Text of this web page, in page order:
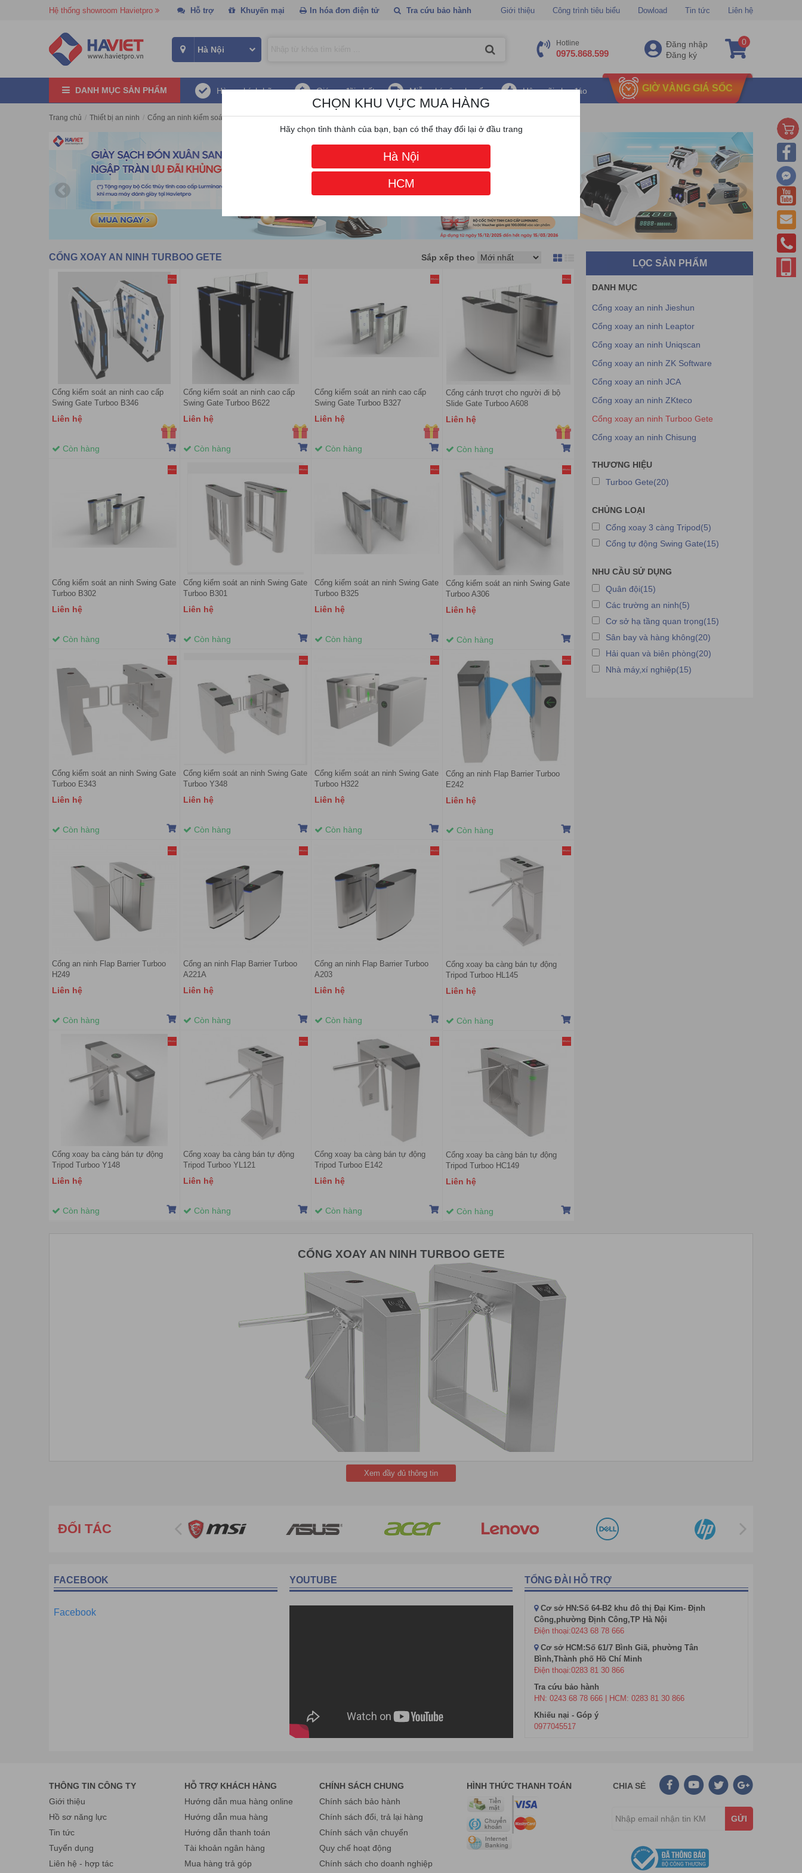
Hệ thống showroom Havietpro Hỗ trợ Khuyến mại In hóa đơn điện tử Tra cứu bảo hành Giới thiệu Công trình tiêu biểu Dowload Tin tức Liên hệ
Hotline
0975.868.599
Đăng nhập
Đăng ký
0
DANH MỤC SẢN PHẨM Hàng chính hãng Giá ưu đãi nhất Miễn phí vận chuyển Hậu mãi chu đáo GIỜ VÀNG GIÁ SỐC
Trang chủ / Thiết bị an ninh / Cổng an ninh kiểm soát ra vào / Cổng xoay an ninh Turboo Gete
CỔNG XOAY AN NINH TURBOO GETE Sắp xếp theo
Cổng kiểm soát an ninh cao cấp
Swing Gate Turboo B346
Liên hệ
Còn hàng
Cổng kiểm soát an ninh cao cấp
Swing Gate Turboo B622
Liên hệ
Còn hàng
Cổng kiểm soát an ninh cao cấp
Swing Gate Turboo B327
Liên hệ
Còn hàng
Cổng cánh trượt cho người đi bộ
Slide Gate Turboo A608
Liên hệ
Còn hàng
Cổng kiểm soát an ninh Swing Gate
Turboo B302
Liên hệ
Còn hàng
Cổng kiểm soát an ninh Swing Gate
Turboo B301
Liên hệ
Còn hàng
Cổng kiểm soát an ninh Swing Gate
Turboo B325
Liên hệ
Còn hàng
Cổng kiểm soát an ninh Swing Gate
Turboo A306
Liên hệ
Còn hàng
Cổng kiểm soát an ninh Swing Gate
Turboo E343
Liên hệ
Còn hàng
Cổng kiểm soát an ninh Swing Gate
Turboo Y348
Liên hệ
Còn hàng
Cổng kiểm soát an ninh Swing Gate
Turboo H322
Liên hệ
Còn hàng
Cổng an ninh Flap Barrier Turboo
E242
Liên hệ
Còn hàng
Cổng an ninh Flap Barrier Turboo
H249
Liên hệ
Còn hàng
Cổng an ninh Flap Barrier Turboo
A221A
Liên hệ
Còn hàng
Cổng an ninh Flap Barrier Turboo
A203
Liên hệ
Còn hàng
Cổng xoay ba càng bán tự động
Tripod Turboo HL145
Liên hệ
Còn hàng
Cổng xoay ba càng bán tự động
Tripod Turboo Y148
Liên hệ
Còn hàng
Cổng xoay ba càng bán tự động
Tripod Turboo YL121
Liên hệ
Còn hàng
Cổng xoay ba càng bán tự động
Tripod Turboo E142
Liên hệ
Còn hàng
Cổng xoay ba càng bán tự động
Tripod Turboo HC149
Liên hệ
Còn hàng
LỌC SẢN PHẨM
DANH MỤC
Cổng xoay an ninh Jieshun
Cổng xoay an ninh Leaptor
Cổng xoay an ninh Uniqscan
Cổng xoay an ninh ZK Software
Cổng xoay an ninh JCA
Cổng xoay an ninh ZKteco
Cổng xoay an ninh Turboo Gete
Cổng xoay an ninh Chisung
THƯƠNG HIỆU
Turboo Gete(20)
CHỦNG LOẠI
Cổng xoay 3 càng Tripod(5)
Cổng tự động Swing Gate(15)
NHU CẦU SỬ DỤNG
Quân đội(15)
Các trường an ninh(5)
Cơ sở hạ tầng quan trọng(15)
Sân bay và hàng không(20)
Hải quan và biên phòng(20)
Nhà máy,xí nghiệp(15)
CỔNG XOAY AN NINH TURBOO GETE
TURBOO Automation Co., Ltd là một doanh nghiệp công nghệ cao tại Trung Quốc
. Công ty chuyên về R & D, sản xuất, kinh doanh các sản phẩm cổng tự động hóa. TURBOO bắt
Mỹ, Ý, Costa Rica,… Với các sản phẩm ổn định và chất lượng cao cũng như dịch vụ kịp thời và hoàn hảo,
TURBOO đã tạo được uy tín rất tốt trong ngành và sự tin tưởng của các
Trong suốt những năm qua, Turboo luôn đặt sự hài lòng của khách hàng là yếu tố tiên quyết. Chình vì vậy, công ty không ngừng nghiên cứu và phát triển để cho ra đời những sản
phẩm chất lượng nhất cho khách hàng. Không chỉ vậy, Turboo còn chú trọng đến các dịch vụ hỗ trợ sau bán hàng.Mọi vấn đề liên quan đến sản phẩm trong quá trình sử dụng đều
được giải đáp ngay lập tức.
Ưu điểm của cổng an ninh tự động TURBOO
Xem đầy đủ thông tin
ĐỐI TÁC
FACEBOOK
Facebook
YOUTUBE TỔNG ĐÀI HỖ TRỢ
Cơ sở HN:Số 64-B2 khu đô thị Đại Kim- Định
Công,phường Định Công,TP Hà Nội
Điện thoại:0243 68 78 666
Cơ sở HCM:Số 61/7 Bình Giã, phường Tân
Bình,Thành phố Hồ Chí Minh
Điện thoại:0283 81 30 866
Tra cứu bảo hành
HN: 0243 68 78 666 | HCM: 0283 81 30 866
Khiếu nại - Góp ý
0977045517
THÔNG TIN CÔNG TY
Giới thiệu
Hồ sơ năng lực
Tin tức
Tuyển dụng
Liên hệ - hợp tác
HỖ TRỢ KHÁCH HÀNG
Hướng dẫn mua hàng online
Hướng dẫn mua hàng
Hướng dẫn thanh toán
Tài khoản ngân hàng
Mua hàng trả góp
CHÍNH SÁCH CHUNG
Chính sách bảo hành
Chính sách đổi, trả lại hàng
Chính sách vận chuyển
Quy chế hoạt động
Chính sách cho doanh nghiệp
HÌNH THỨC THANH TOÁN CHIA SẺ
GỬI
CHỌN KHU VỰC MUA HÀNG
Hãy chọn tỉnh thành của bạn, bạn có thể thay đổi lại ở đầu trang
Hà Nội
HCM